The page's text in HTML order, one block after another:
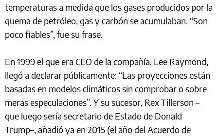
temperaturas a medida que los gases producidos por la
quema de petróleo, gas y carbón se acumulaban. “Son
poco fiables”, fue su frase.
En 1999 el que era CEO de la compañía, Lee Raymond,
llegó a declarar públicamente: “Las proyecciones están
basadas en modelos climáticos sin comprobar o sobre
meras especulaciones”. Y su sucesor, Rex Tillerson –
que luego sería secretario de Estado de Donald
Trump–, añadió ya en 2015 (el año del Acuerdo de